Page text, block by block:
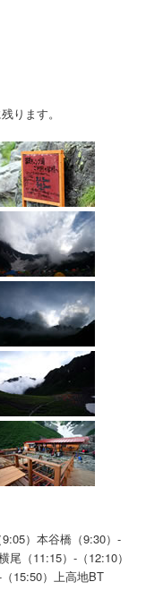
ります。
）本谷橋（9:30）-
尾（11:15）-（12:10）
15:50）上高地BT